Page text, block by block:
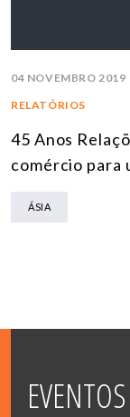
04 NOVEMBRO 2019
RELATÓRIOS
45 Anos
comércio para
ÁSIA
EVENTOS